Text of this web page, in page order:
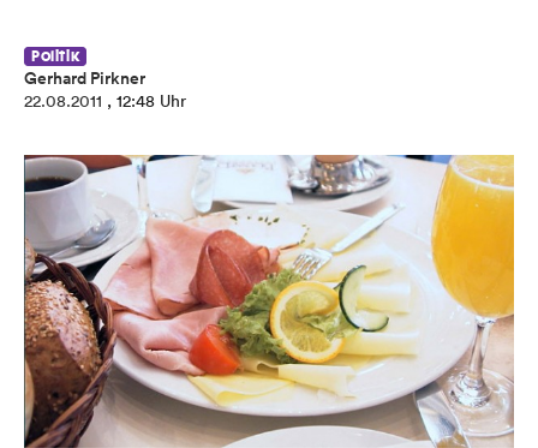
Politik
Gerhard Pirkner
22.08.2011 , 12:48 Uhr